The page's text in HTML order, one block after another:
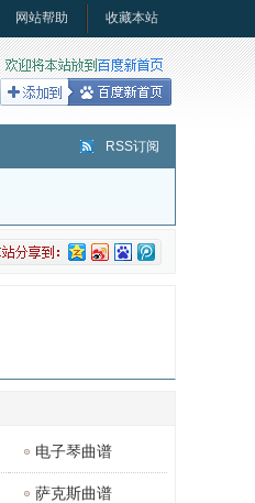
网站帮助 收藏本站
RSS订阅
电子琴曲谱
萨克斯曲谱